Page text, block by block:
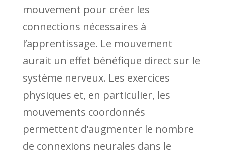
mouvement pour créer les
connections nécessaires à
l’apprentissage. Le mouvement
aurait un effet bénéfique direct sur le
système nerveux. Les exercices
physiques et, en particulier, les
mouvements coordonnés
permettent d’augmenter le nombre
de connexions neurales dans le